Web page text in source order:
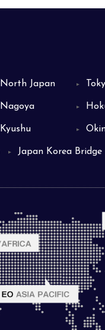
North Japan ▼
Nagoya ▼
Kyushu ▼
▼ Japan Korea Bridge